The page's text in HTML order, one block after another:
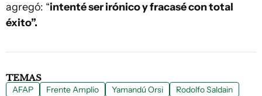
agregó: “intenté ser irónico y fracasé con total
éxito”.
TEMAS
AFAP Frente Amplio Yamandú Orsi
Rodolfo Saldain